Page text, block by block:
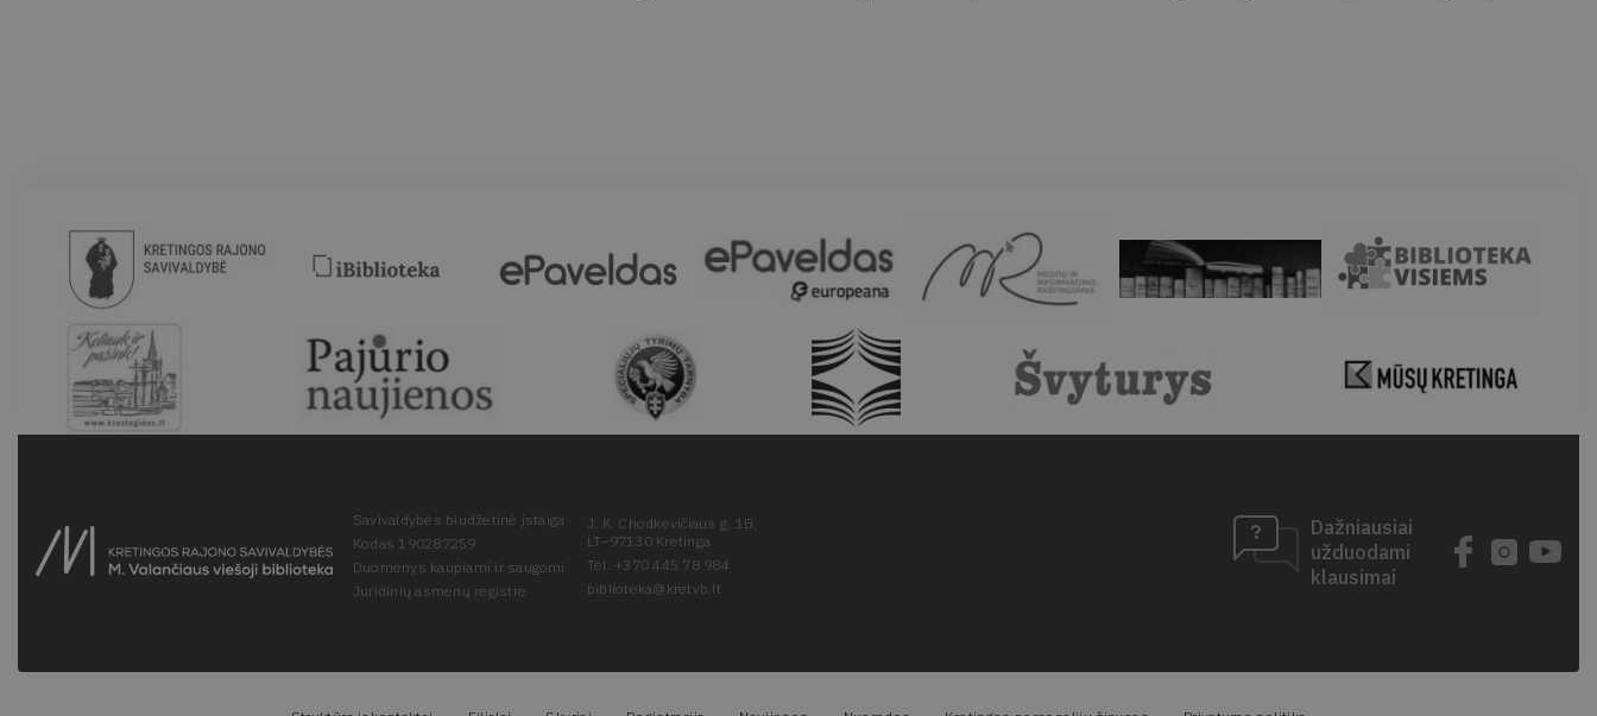
Savivaldybės biudžetinė įstaiga
Kodas 190287259
Duomenys kaupiami ir saugomi
Juridinių asmenų registre
J. K. Chodkevičiaus g. 1B,
LT–97130 Kretinga
Tel. +370 445 78 984
biblioteka@kretvb.lt
Dažniausiai
užduodami
klausimai